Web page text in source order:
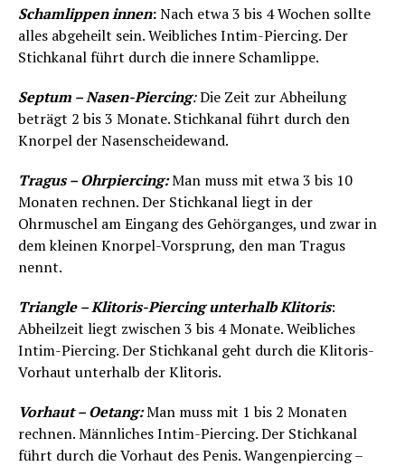
Schamlippen innen:Nach etwa 3 bis 4 Wochen sollte
alles abgeheilt sein. Weibliches Intim-Piercing. Der
Stichkanal führt durch die innere Schamlippe.
Septum – Nasen-Piercing:Die Zeit zur Abheilung
beträgt 2 bis 3 Monate. Stichkanal führt durch den
Knorpel der Nasenscheidewand.
Tragus – Ohrpiercing:Man muss mit etwa 3 bis 10
Monaten rechnen. Der Stichkanal liegt in der
Ohrmuschel am Eingang des Gehörganges, und zwar in
dem kleinen Knorpel-Vorsprung, den man Tragus
nennt.
Triangle – Klitoris-Piercing unterhalb Klitoris:
Abheilzeit liegt zwischen 3 bis 4 Monate. Weibliches
Intim-Piercing. Der Stichkanal geht durch die Klitoris-
Vorhaut unterhalb der Klitoris.
Vorhaut – Oetang:Man muss mit 1 bis 2 Monaten
rechnen. Männliches Intim-Piercing. Der Stichkanal
führt durch die Vorhaut des Penis. Wangenpiercing –